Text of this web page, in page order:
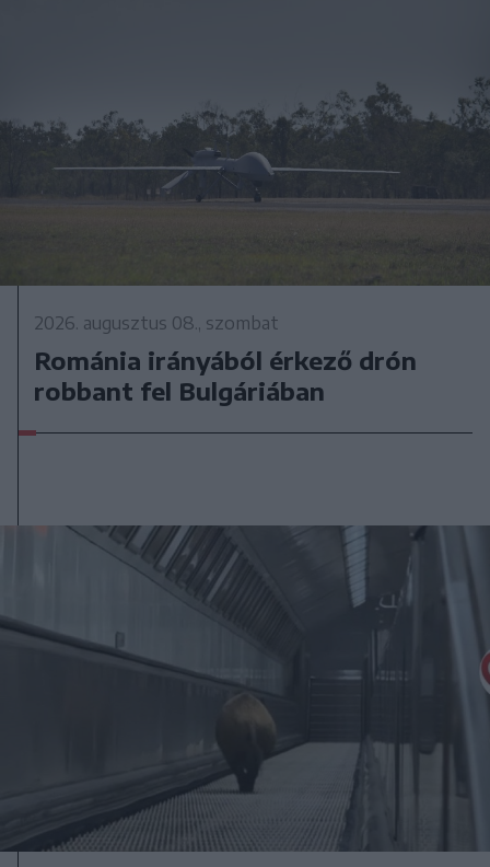
2026. augusztus 08., szombat
Románia irányából érkező drón
robbant fel Bulgáriában